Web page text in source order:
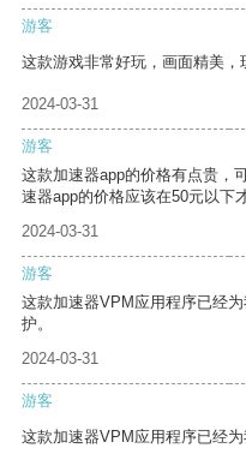
游客
这款游戏非常好玩，画面精美，
2024-03-31
游客
这款加速器app的价格有点贵，
速器app的价格应该在50元以下
2024-03-31
游客
这款加速器VPM应用程序已经
护。
2024-03-31
游客
这款加速器VPM应用程序已经